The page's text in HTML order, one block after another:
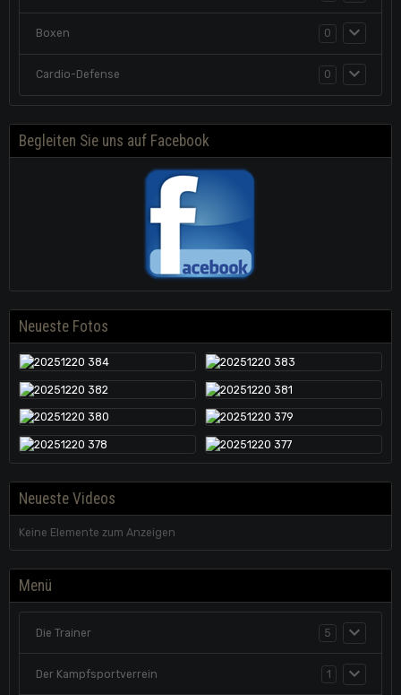
Boxen 0
Cardio-Defense 0
Begleiten Sie uns auf Facebook
Neueste Fotos
Neueste Videos
Keine Elemente zum Anzeigen
Menü
Die Trainer 5
Der Kampfsportverrein 1